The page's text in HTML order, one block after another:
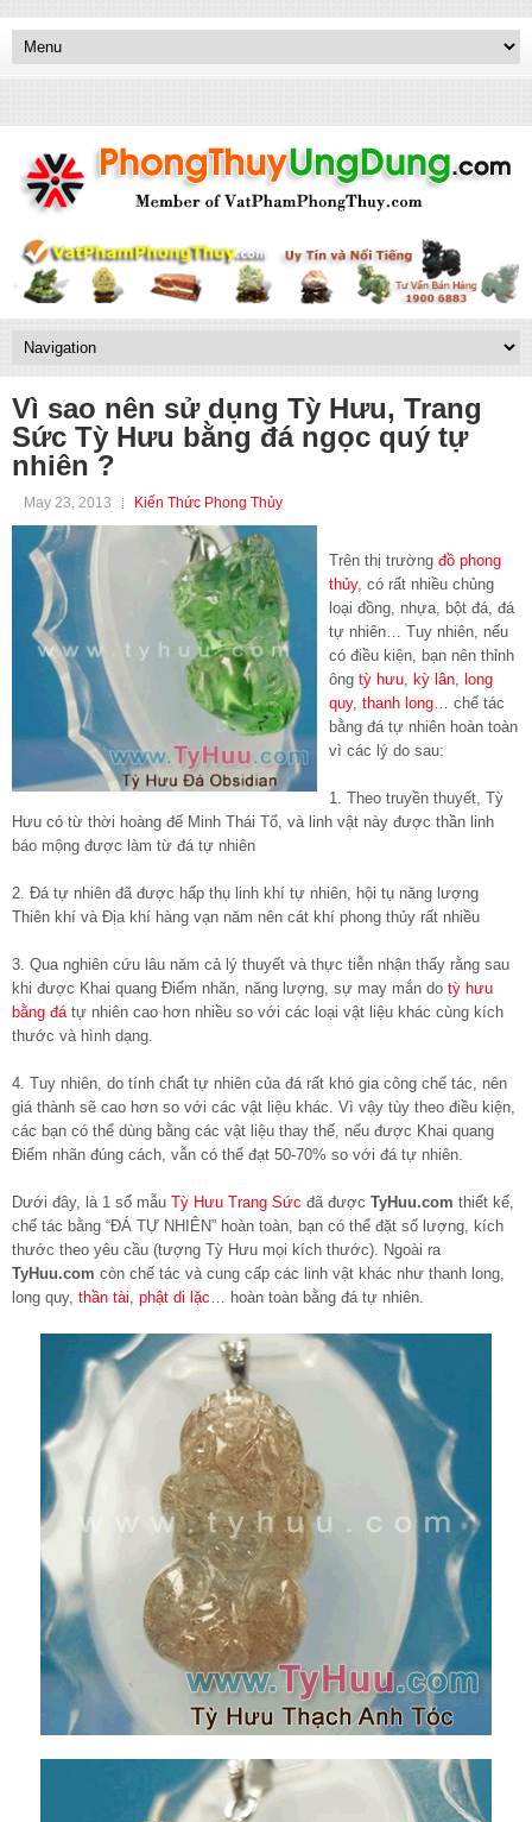
Vì sao nên sử dụng Tỳ Hưu, Trang
Sức Tỳ Hưu bằng đá ngọc quý tự
nhiên ?
May 23, 2013 Kiến Thức Phong Thủy
Trên thị trường đồ phong
thủy, có rất nhiều chủng
loại đồng, nhựa, bột đá, đá
tự nhiên… Tuy nhiên, nếu
có điều kiện, bạn nên thỉnh
ông tỳ hưu kỳ lân
long
quy, thanh long … chế tác
bằng đá tự nhiên hoàn toàn
vì các lý do sau:
1. Theo truyền thuyết, Tỳ
Hưu có từ thời hoàng đế Minh Thái Tổ, và linh vật này được thần linh
báo mộng được làm từ đá tự nhiên
2. Đá tự nhiên đã được hấp thụ linh khí tự nhiên, hội tụ năng lượng
Thiên khí và Địa khí hàng vạn năm nên cát khí phong thủy rất nhiều
3. Qua nghiên cứu lâu năm cả lý thuyết và thực tiễn nhận thấy rằng sau
khi được Khai quang Điểm nhãn, năng lượng, sự may mắn do tỳ hưu
bằng đá tự nhiên cao hơn nhiều so với các loại vật liệu khác cùng kích
thước và hình dạng.
4. Tuy nhiên, do tính chất tự nhiên của đá rất khó gia công chế tác, nên
giá thành sẽ cao hơn so với các vật liệu khác. Vì vậy tùy theo điều kiện,
các bạn có thể dùng bằng các vật liệu thay thế, nếu được Khai quang
Điểm nhãn đúng cách, vẫn có thể đạt 50-70% so với đá tự nhiên.
Dưới đây, là 1 số mẫu Tỳ Hưu Trang Sức đã được TyHuu.com thiết kế,
chế tác bằng “ĐÁ TỰ NHIÊN” hoàn toàn, bạn có thể đặt số lượng, kích
thước theo yêu cầu (tượng Tỳ Hưu mọi kích thước). Ngoài ra
TyHuu.com còn chế tác và cung cấp các linh vật khác như thanh long,
long quy, thần tài phật di lặc … hoàn toàn bằng đá tự nhiên.